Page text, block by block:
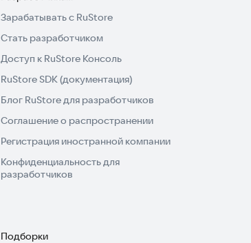
Зарабатывать с RuStore
Стать разработчиком
Доступ к RuStore Консоль
RuStore SDK (документация)
Блог RuStore для разработчиков
Соглашение о распространении
Регистрация иностранной компании
Конфиденциальность для
разработчиков
Подборки